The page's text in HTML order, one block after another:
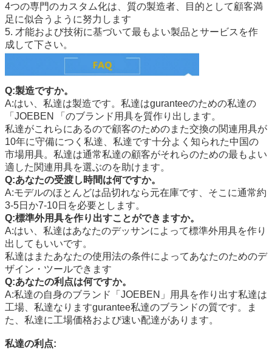
4つの専門のカスタム化は、質の製造者、目的として顧客満
足に似合うように努力します
5. 才能および技術に基づいて最もよい製品とサービスを作
成して下さい。
Q:製造ですか。
A:はい、私達は製造です。私達はguranteeのための私達の
「 JOEBEN
「のブランド用具を質作り出します。
私達がこれらにあるので顧客のためのまた交換の関連用具が
10年に守備につく私達、私達です十分よく知られた中国の
市場用具。私達は通常私達の顧客がそれらのための最もよい
適した関連用具を選ぶのを助けます。
Q:あなたの受渡し時間は何ですか。
A:モデルのほとんどは品切れなら元在庫です、そこに通常約
3-5日か7-10日を必要とします。
Q:標準外用具を作り出すことができますか。
A:はい、私達はあなたのデッサンによって標準外用具を作り
出してもいいです。
私達はまたあなたの使用法の条件によってあなたのためのデ
ザイン・ツールできます
Q:あなたの利点は何ですか。
A:私達の自身のブランド「 JOEBEN 」用具を作り出す私達は
工場、私達なりますgurantee私達のブランドの質です。ま
た、私達に工場価格および速い配達があります。
私達の利点: